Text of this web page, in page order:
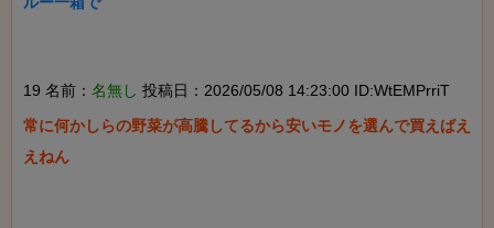
19 名前： 名無し 投稿日：2026/05/08 14:23:00 ID:WtEMPrriT
常に何かしらの野菜が高騰してるから安いモノを選んで買えばえ
えねん